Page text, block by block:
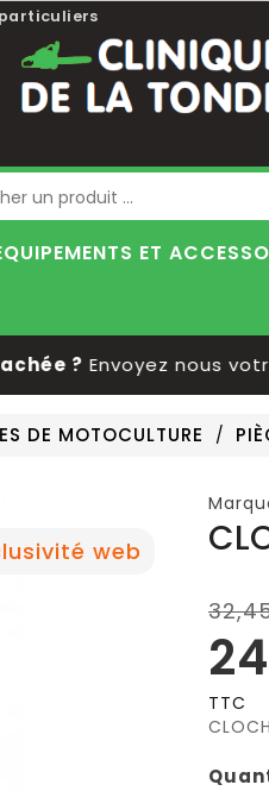
ET
?Envoyez nous votre
DE MOTOCULTURE
web
TTC